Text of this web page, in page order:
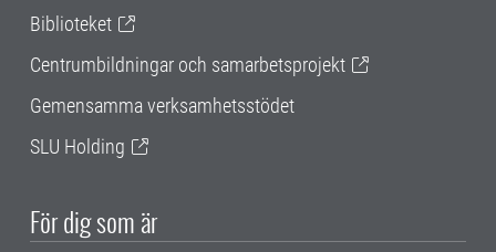
Biblioteket
Centrumbildningar och samarbetsprojekt
Gemensamma verksamhetsstödet
SLU Holding
För dig som är